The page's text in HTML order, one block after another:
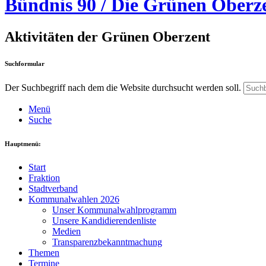
Bündnis 90 / Die Grünen
Aktivitäten der Grünen Oberzent
Suchformular
Der Suchbegriff nach dem die Website durchsucht werden soll.
Menü
Suche
Hauptmenü:
Start
Fraktion
Stadtverband
Kommunalwahlen 2026
Unser Kommunalwahlprogramm
Unsere Kandidierendenliste
Medien
Transparenzbekanntmachung
Themen
Termine